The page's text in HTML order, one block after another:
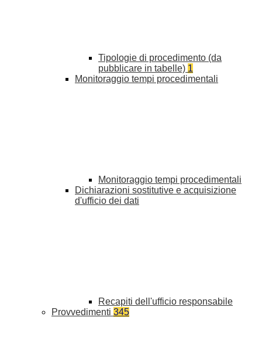
Tipologie di procedimento (da
pubblicare in tabelle) 1
Monitoraggio tempi procedimentali
Monitoraggio tempi procedimentali
Dichiarazioni sostitutive e acquisizione
d'ufficio dei dati
Recapiti dell'ufficio responsabile
Provvedimenti 345